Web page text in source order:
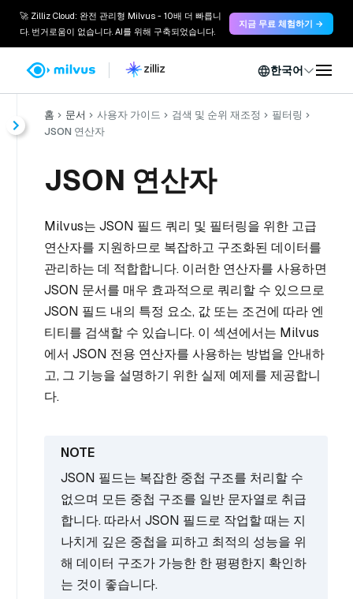
🚀 Zilliz Cloud: 완전 관리형 Milvus - 10배 더 빠릅니
다. 번거로움이 없습니다. AI를 위해 구축되었습니다.
지금 무료 체험하기 →
한국어
홈 문서 사용자 가이드 검색 및 순위 재조정
필터링
JSON 연산자
JSON 연산자
Milvus는 JSON 필드 쿼리 및 필터링을 위한 고급
연산자를 지원하므로 복잡하고 구조화된 데이터를
관리하는 데 적합합니다. 이러한 연산자를 사용하면
JSON 문서를 매우 효과적으로 쿼리할 수 있으므로
JSON 필드 내의 특정 요소, 값 또는 조건에 따라 엔
티티를 검색할 수 있습니다. 이 섹션에서는 Milvus
에서 JSON 전용 연산자를 사용하는 방법을 안내하
고, 그 기능을 설명하기 위한 실제 예제를 제공합니
다.
JSON 필드는 복잡한 중첩 구조를 처리할 수
없으며 모든 중첩 구조를 일반 문자열로 취급
합니다. 따라서 JSON 필드로 작업할 때는 지
나치게 깊은 중첩을 피하고 최적의 성능을 위
해 데이터 구조가 가능한 한 평평한지 확인하
는 것이 좋습니다.